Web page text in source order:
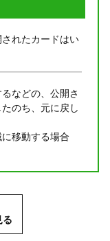
れたカードはい
などの、公開さ
のち、元に戻し
移動する場合
る